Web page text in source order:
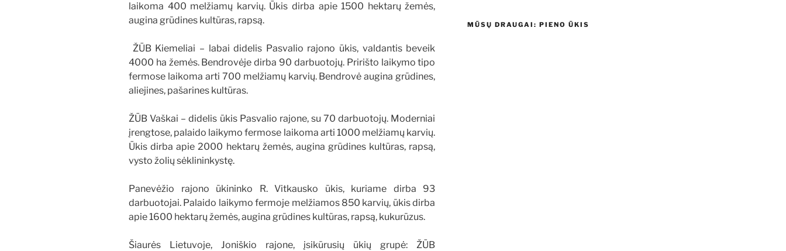
laikoma 400 melžiamų karvių. Ūkis dirba apie 1500 hektarų žemės,
augina grūdines kultūras, rapsą.
ŽŪB Kiemeliai – labai didelis Pasvalio rajono ūkis, valdantis beveik
4000 ha žemės. Bendrovėje dirba 90 darbuotojų. Pririšto laikymo tipo
fermose laikoma arti 700 melžiamų karvių. Bendrovė augina grūdines,
aliejines, pašarines kultūras.
ŽŪB Vaškai – didelis ūkis Pasvalio rajone, su 70 darbuotojų. Moderniai
įrengtose, palaido laikymo fermose laikoma arti 1000 melžiamų karvių.
Ūkis dirba apie 2000 hektarų žemės, augina grūdines kultūras, rapsą,
vysto žolių sėklininkystę.
Panevėžio rajono ūkininko R. Vitkausko ūkis, kuriame dirba 93
darbuotojai. Palaido laikymo fermoje melžiamos 850 karvių, ūkis dirba
apie 1600 hektarų žemės, augina grūdines kultūras, rapsą, kukurūzus.
Šiaurės Lietuvoje, Joniškio rajone, įsikūrusių ūkių grupė: ŽŪB
MŪSŲ DRAUGAI: PIENO ŪKIS